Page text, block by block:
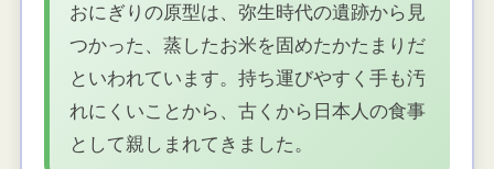
おにぎりの原型は、弥生時代の遺跡から見
つかった、蒸したお米を固めたかたまりだ
といわれています。持ち運びやすく手も汚
れにくいことから、古くから日本人の食事
として親しまれてきました。